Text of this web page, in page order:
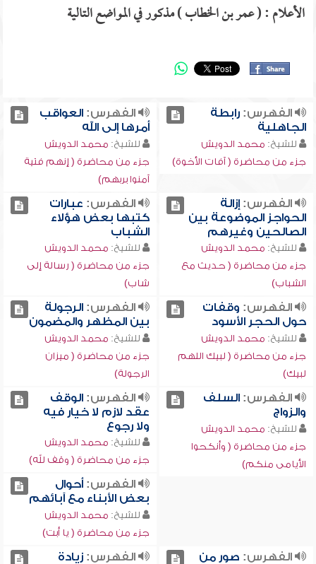
الأعلام : ( عمر بن الخطاب ) مذكور في المواضع التالية
الفهرس:رابطة
الجاهلية
للشيخ: محمد الدويش
جزء من محاضرة ( آفات الأخوة)
الفهرس:العواقب
أمرها إلى الله
للشيخ: محمد الدويش
جزء من محاضرة ( إنهم فتية
آمنوا بربهم)
الفهرس:إزالة
الحواجز الموضوعة بين
الصالحين وغيرهم
للشيخ: محمد الدويش
جزء من محاضرة ( حديث مع
الشباب)
الفهرس: عبارات
كتبها بعض هؤلاء
الشباب
للشيخ: محمد الدويش
جزء من محاضرة ( رسالة إلى
شاب)
الفهرس: وقفات
حول الحجر الأسود
للشيخ: محمد الدويش
جزء من محاضرة ( لبيك اللهم
لبيك)
الفهرس:الرجولة
بين المظهر والمضمون
للشيخ: محمد الدويش
جزء من محاضرة ( ميزان
الرجولة)
الفهرس:السلف
والزواج
للشيخ: محمد الدويش
جزء من محاضرة ( وأنكحوا
الأيامى منكم)
الفهرس:الوقف
عقد لازم لا خيار فيه
ولا رجوع
للشيخ: محمد الدويش
جزء من محاضرة ( وقف لله)
الفهرس:أحوال
بعض الأبناء مع آبائهم
للشيخ: محمد الدويش
جزء من محاضرة ( يا أبت)
الفهرس: صور من
الفهرس:زيادة